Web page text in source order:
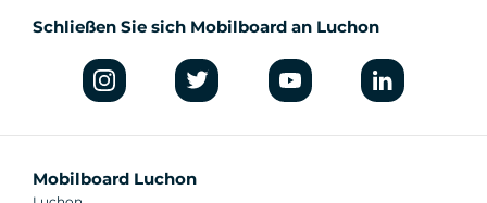
Schließen Sie sich Mobilboard an Luchon
Mobilboard Luchon